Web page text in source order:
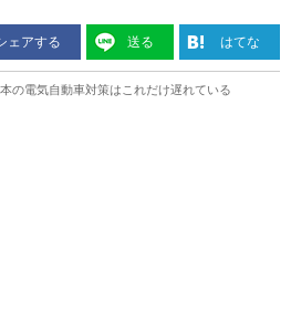
ェアする 送る はてな
の電気自動車対策はこれだけ遅れている